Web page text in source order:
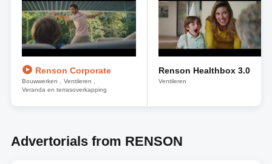
Renson Corporate
Bouwwerken
Ventileren
Veranda en terrasoverkapping
Renson Healthbox 3.0
Ventileren
Advertorials from RENSON